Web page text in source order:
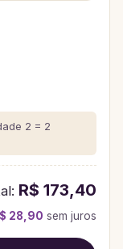
2 = 2
R$ 173,40
28,90 sem juros